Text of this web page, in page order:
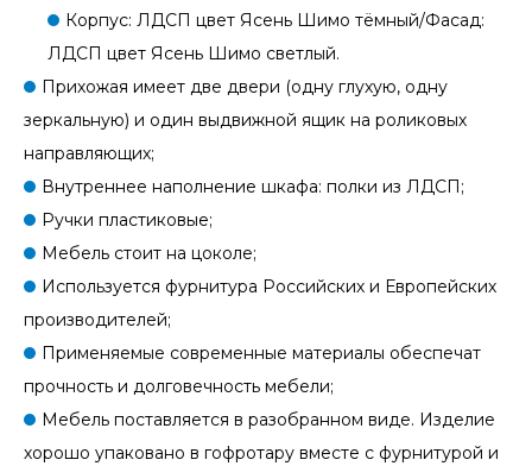
Корпус: ЛДСП цвет Ясень Шимо тёмный/Фасад:
ЛДСП цвет Ясень Шимо светлый.
Прихожая имеет две двери (одну глухую, одну
зеркальную) и один выдвижной ящик на роликовых
направляющих;
Внутреннее наполнение шкафа: полки из ЛДСП;
Ручки пластиковые;
Мебель стоит на цоколе;
Используется фурнитура Российских и Европейских
производителей;
Применяемые современные материалы обеспечат
прочность и долговечность мебели;
Мебель поставляется в разобранном виде. Изделие
хорошо упаковано в гофротару вместе с фурнитурой и